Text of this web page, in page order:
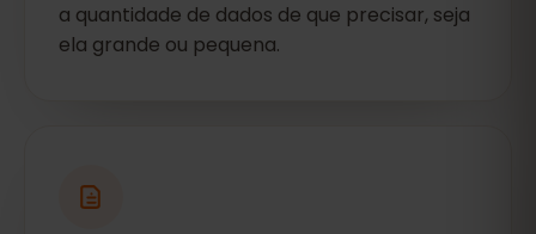
a quantidade de dados de que precisar, seja
ela grande ou pequena.